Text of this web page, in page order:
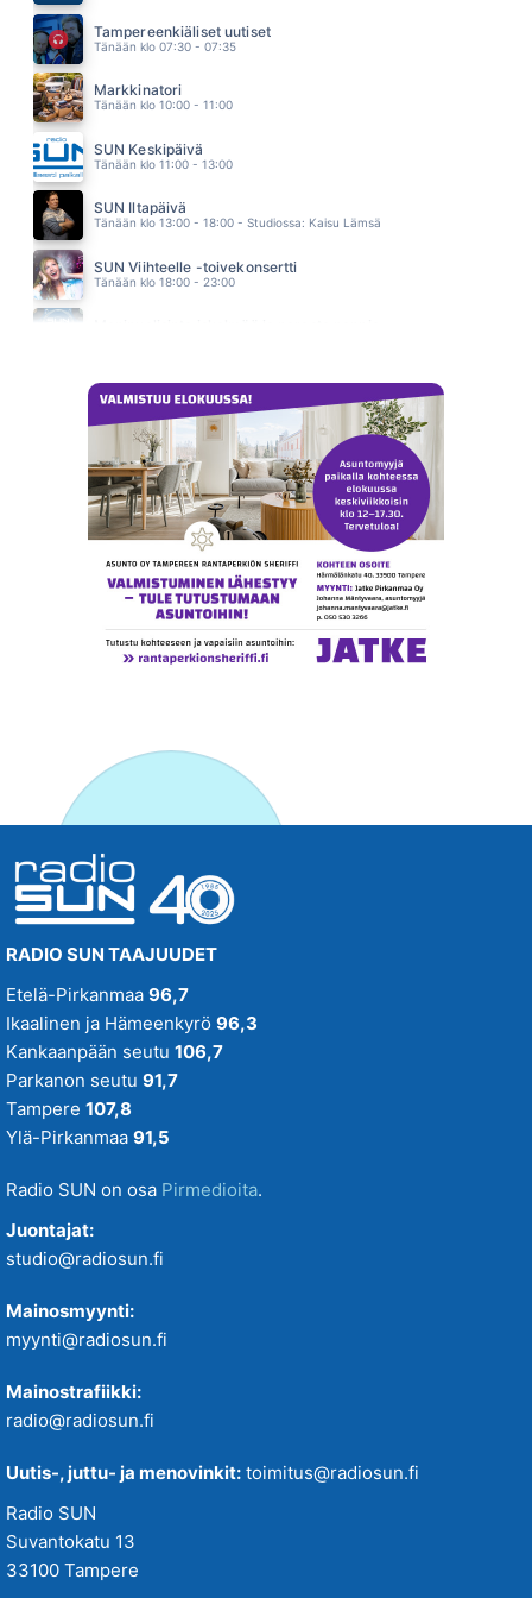
ENRIQUE IGLESIAS JA KELIS
22.25
Tampereenkiäliset uutiset
Tänään klo 07:30 - 07:35
Markkinatori
Tänään klo 10:00 - 11:00
SUN Keskipäivä
Tänään klo 11:00 - 13:00
SUN Iltapäivä
Tänään klo 13:00 - 18:00 - Studiossa: Kaisu Lämsä
SUN Viihteelle -toivekonsertti
Tänään klo 18:00 - 23:00
RADIO SUN TAAJUUDET
Etelä-Pirkanmaa 96,7
Ikaalinen ja Hämeenkyrö 96,3
Kankaanpään seutu 106,7
Parkanon seutu 91,7
Tampere 107,8
Ylä-Pirkanmaa 91,5
Radio SUN on osa Pirmedioita.
Juontajat:
studio@radiosun.fi
Mainosmyynti:
myynti@radiosun.fi
Mainostrafiikki:
radio@radiosun.fi
Uutis-, juttu- ja menovinkit: toimitus@radiosun.fi
Radio SUN
Suvantokatu 13
33100 Tampere